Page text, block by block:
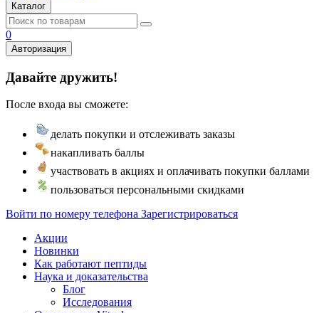
Каталог
0
Авторизация
Давайте дружить!
После входа вы сможете:
делать покупки и отслеживать заказы
накапливать баллы
участвовать в акциях и оплачивать покупки баллами
пользоваться персональными скидками
Войти по номеру телефона Зарегистрироваться
Акции
Новинки
Как работают пептиды
Наука и доказательства
Блог
Исследования